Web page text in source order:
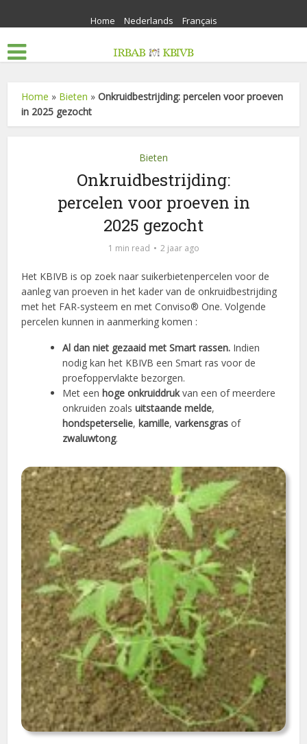
Home Nederlands Français
Home » Bieten »Onkruidbestrijding: percelen voor proeven
in 2025 gezocht
Bieten
Onkruidbestrijding:
percelen voor proeven in
2025 gezocht
1 min read 2 jaar ago
Het KBIVB is op zoek naar suikerbietenpercelen voor de
aanleg van proeven in het kader van de onkruidbestrijding
met het FAR-systeem en met Conviso® One. Volgende
percelen kunnen in aanmerking komen :
Al dan niet gezaaid met Smart rassen. Indien
nodig kan het KBIVB een Smart ras voor de
proefoppervlakte bezorgen.
Met eenhoge onkruiddrukvan een of meerdere
onkruiden zoalsuitstaande melde,
hondspeterselie,kamille,varkensgras of
zwaluwtong.